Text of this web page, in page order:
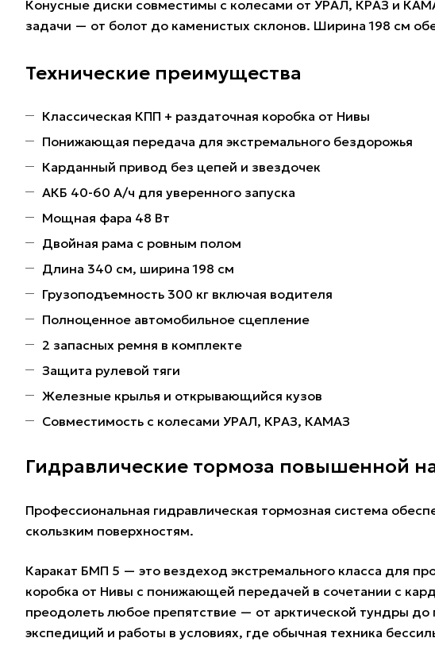
Конусные диски совместимы с колесами от УРАЛ, КРАЗ и
задачи — от болот до каменистых склонов. Ширина 198 см
Технические преимущества
Классическая КПП + раздаточная коробка от Нивы
Понижающая передача для экстремального бездорожья
Карданный привод без цепей и звездочек
АКБ 40-60 А/ч для уверенного запуска
Мощная фара 48 Вт
Двойная рама с ровным полом
Длина 340 см, ширина 198 см
Грузоподъемность 300 кг включая водителя
Полноценное автомобильное сцепление
2 запасных ремня в комплекте
Защита рулевой тяги
Железные крылья и открывающийся кузов
Совместимость с колесами УРАЛ, КРАЗ, КАМАЗ
Гидравлические тормоза повышенной
Профессиональная гидравлическая тормозная система
скользким поверхностям.
Каракат БМП 5 — это вездеход экстремального класса для
коробка от Нивы с понижающей передачей в сочетании с
преодолеть любое препятствие — от арктической тундры
экспедиций и работы в условиях, где обычная техника